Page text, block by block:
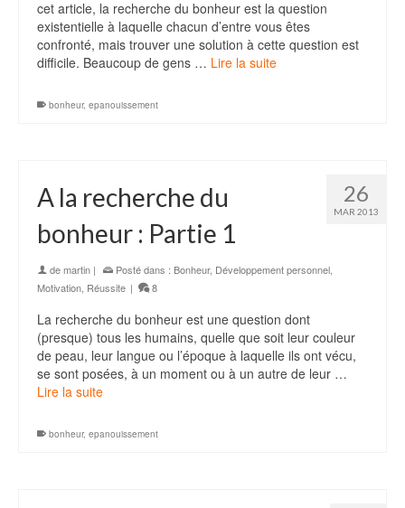
cet article, la recherche du bonheur est la question
existentielle à laquelle chacun d’entre vous êtes
confronté, mais trouver une solution à cette question est
difficile. Beaucoup de gens … Lire la suite
bonheur, epanouissement
26
MAR 2013
A la recherche du
bonheur : Partie 1
demartin | Posté dans : Bonheur, Développement personnel
Motivation Réussite | 8
La recherche du bonheur est une question dont
(presque) tous les humains, quelle que soit leur couleur
de peau, leur langue ou l’époque à laquelle ils ont vécu,
se sont posées, à un moment ou à un autre de leur …
Lire la suite
bonheur, epanouissement